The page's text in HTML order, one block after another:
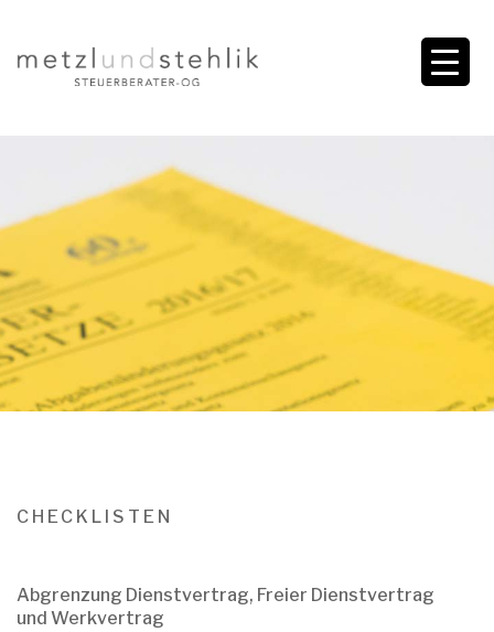
CHECKLISTEN
Abgrenzung Dienstvertrag, Freier Dienstvertrag
und Werkvertrag